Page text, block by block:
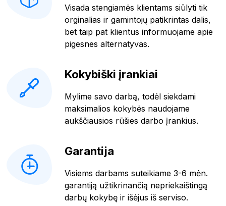
Visada stengiamės klientams siūlyti tik
orginalias ir gamintojų patikrintas dalis,
bet taip pat klientus informuojame apie
pigesnes alternatyvas.
Kokybiški įrankiai
Mylime savo darbą, todėl siekdami
maksimalios kokybės naudojame
aukščiausios rūšies darbo įrankius.
Garantija
Visiems darbams suteikiame 3-6 mėn.
garantiją užtikrinančią nepriekaištingą
darbų kokybę ir išėjus iš serviso.